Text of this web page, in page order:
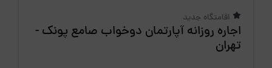
اقامتگاه جدید
اجاره روزانه آپارتمان دوخواب صامع پونک -
تهران